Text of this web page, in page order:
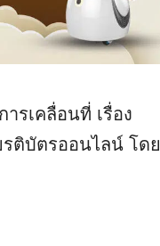
รเคลื่อนที่ เรื่อง
ติบัตรออนไลน์ โดย